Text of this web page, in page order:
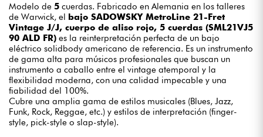
Modelo de 5 cuerdas. Fabricado en Alemania en los talleres
de Warwick, el bajo SADOWSKY MetroLine 21-Fret
Vintage J/J, cuerpo de aliso rojo, 5 cuerdas (SML21VJ5
90 ALD FR) es la reinterpretación perfecta de un bajo
eléctrico solidbody americano de referencia. Es un instrumento
de gama alta para músicos profesionales que buscan un
instrumento a caballo entre el vintage atemporal y la
flexibilidad moderna, con una calidad impecable y una
fiabilidad del 100%.
Cubre una amplia gama de estilos musicales (Blues, Jazz,
Funk, Rock, Reggae, etc.) y estilos de interpretación (finger-
style, pick-style o slap-style).